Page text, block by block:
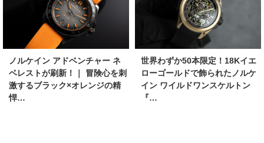
ノルケイン アドベンチャー ネ
ベレストが刷新！｜ 冒険心を刺
激するブラック×オレンジの精
悍…
世界わずか50本限定！18Kイエ
ローゴールドで飾られたノルケ
イン ワイルドワンスケルトン
『…